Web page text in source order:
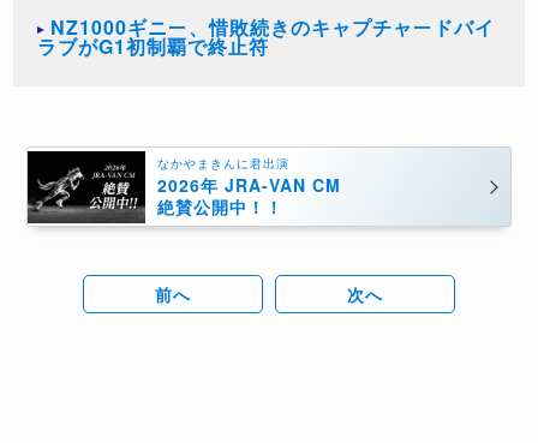
NZ1000ギニー、惜敗続きのキャプチャードバイ
ラブがG1初制覇で終止符
なかやまきんに君出演
2026年 JRA-VAN CM
絶賛公開中！！
前へ 次へ